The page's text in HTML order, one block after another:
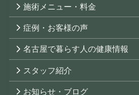
施術メニュー・料金
症例・お客様の声
名古屋で暮らす人の健康情報
スタッフ紹介
お知らせ・ブログ